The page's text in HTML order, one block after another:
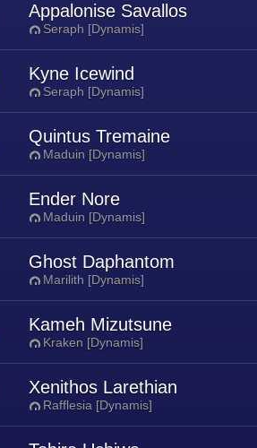
Appalonise Savallos
Seraph [Dynamis]
Kyne Icewind
Seraph [Dynamis]
Quintus Tremaine
Maduin [Dynamis]
Ender Nore
Maduin [Dynamis]
Ghost Daphantom
Marilith [Dynamis]
Kameh Mizutsune
Kraken [Dynamis]
Xenithos Larethian
Rafflesia [Dynamis]